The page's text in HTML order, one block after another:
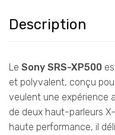
Description
Le Sony SRS-XP500
et polyvalent, conçu
veulent une expérience
de deux haut-parleurs
haute performance, il